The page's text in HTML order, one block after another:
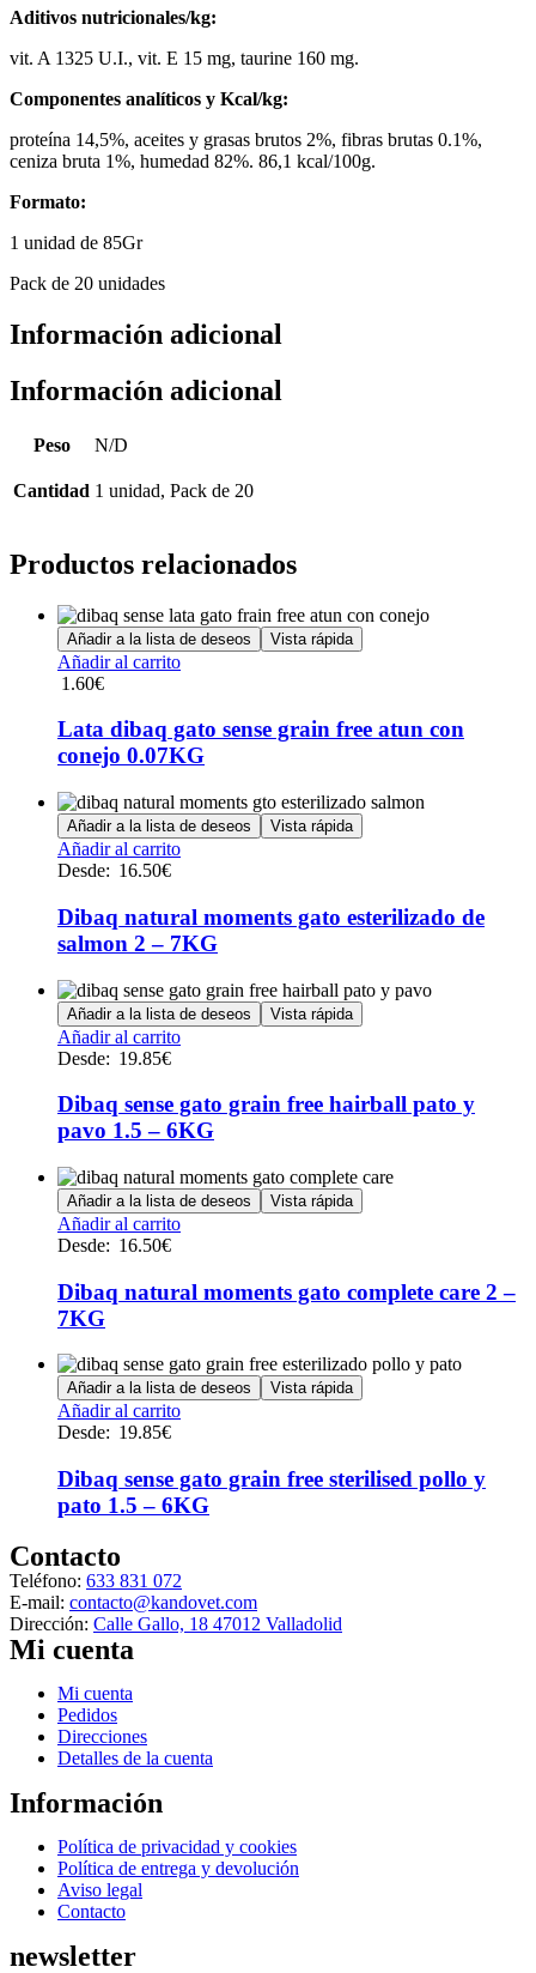
Aditivos nutricionales/kg:
vit. A 1325 U.I., vit. E 15 mg, taurine 160 mg.
Componentes analíticos y Kcal/kg:
proteína 14,5%, aceites y grasas brutos 2%, fibras brutas 0.1%,
ceniza bruta 1%, humedad 82%. 86,1 kcal/100g.
Formato:
1 unidad de 85Gr
Pack de 20 unidades
Información adicional
Información adicional
Peso N/D
Cantidad 1 unidad, Pack de 20
Productos relacionados
Añadir a la lista de deseos Vista rápida
Añadir al carrito
1.60€
Lata dibaq gato sense grain free atun con
conejo 0.07KG
Añadir a la lista de deseos Vista rápida
Añadir al carritoEste
múltiples
variantes.
Las
se
pueden
elegir
página
de
Desde: 16.50€
Dibaq natural moments gato esterilizado de
salmon 2 – 7KG
Añadir a la lista de deseos Vista rápida
Añadir al carritoEste
múltiples
variantes.
Las
se
pueden
elegir
página
Desde: 19.85€
Dibaq sense gato grain free hairball pato y
pavo 1.5 – 6KG
Añadir a la lista de deseos Vista rápida
Añadir al carritoEste
múltiples
variantes.
se
pueden
elegir
página
de
Desde: 16.50€
Dibaq natural moments gato complete care 2 –
7KG
Añadir a la lista de deseos Vista rápida
Añadir al carritoEste
múltiples
variantes.
Las
pueden
elegir
en
Desde: 19.85€
Dibaq sense gato grain free sterilised pollo y
pato 1.5 – 6KG
Contacto
Teléfono: 633 831 072
E-mail: contacto@kandovet.com
Dirección: Calle Gallo, 18 47012 Valladolid
Mi cuenta
Menú
Mi cuenta
Pedidos
Direcciones
Detalles de la cuenta
Información
Menú
Política de privacidad y cookies
Política de entrega y devolución
Aviso legal
Contacto
newsletter